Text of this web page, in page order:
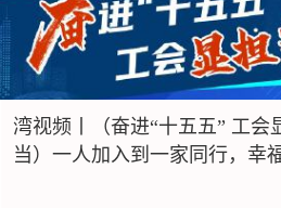
湾视频丨（奋进“十五五” 工会
当）一人加入到一家同行，幸